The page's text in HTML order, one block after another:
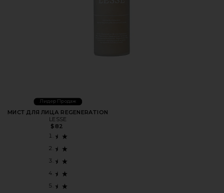
Лидер Продаж
МИСТ ДЛЯ ЛИЦА REGENERATION
LESSE
$82